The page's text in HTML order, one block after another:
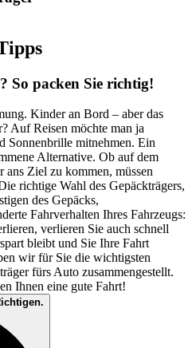
So packen Sie richtig!
Kinder an Bord – aber das
Auf Reisen möchte man ja
Sonnenbrille mitnehmen. Ein
Alternative. Ob auf dem
ans Ziel zu kommen, müssen
richtige Wahl des Gepäckträgers,
des Gepäcks,
Fahrverhalten Ihres Fahrzeugs:
verlieren Sie auch schnell
bleibt und Sie Ihre Fahrt
wir für Sie die wichtigsten
fürs Auto zusammengestellt.
Ihnen eine gute Fahrt!